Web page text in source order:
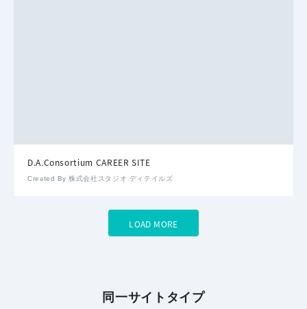
D.A.Consortium CAREER SITE
Created By 株式会社スタジオ ディテイルズ
LOAD MORE
同一サイトタイプ